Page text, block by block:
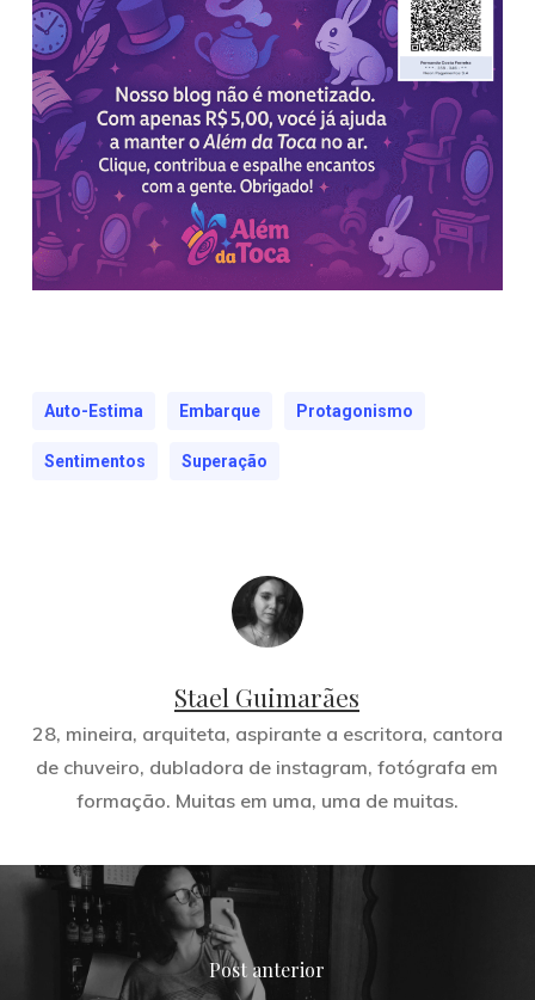
Auto-Estima Embarque Protagonismo
Sentimentos Superação
Stael Guimarães
28, mineira, arquiteta, aspirante a escritora, cantora
de chuveiro, dubladora de instagram, fotógrafa em
formação. Muitas em uma, uma de muitas.
Post anterior